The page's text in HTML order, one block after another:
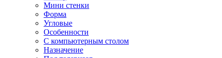
Мини стенки
Форма
Угловые
Особенности
С компьютерным столом
Назначение